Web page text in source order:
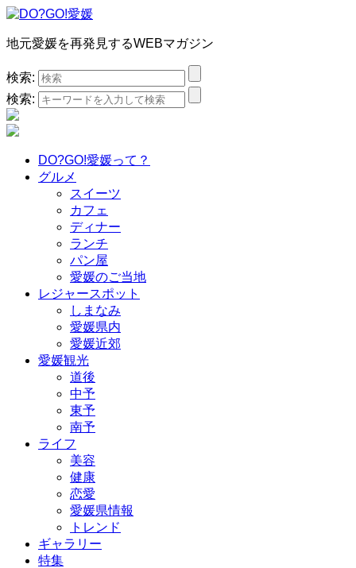
地元愛媛を再発見するWEBマガジン
検索:
検索:
DO?GO!愛媛って？
グルメ
スイーツ
カフェ
ディナー
ランチ
パン屋
愛媛のご当地
レジャースポット
しまなみ
愛媛県内
愛媛近郊
愛媛観光
道後
中予
東予
南予
ライフ
美容
健康
恋愛
愛媛県情報
トレンド
ギャラリー
特集